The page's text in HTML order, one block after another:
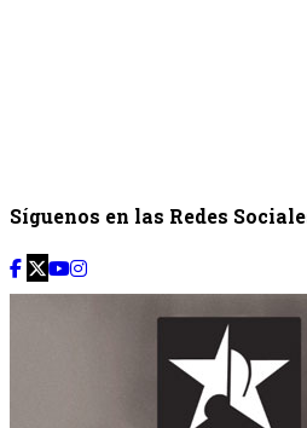
Síguenos en las Redes